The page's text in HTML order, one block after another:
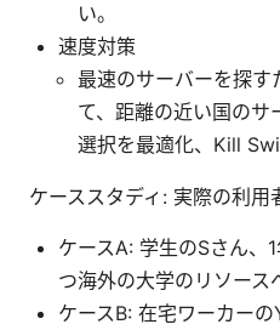
い。
速度対策
最速のサーバーを探
て、距離の近い国の
選択を最適化、Kill
ケーススタディ: 実際の利用
ケースA: 学生のSさん、
つ海外の大学のリソース
ケースB: 在宅ワーカー